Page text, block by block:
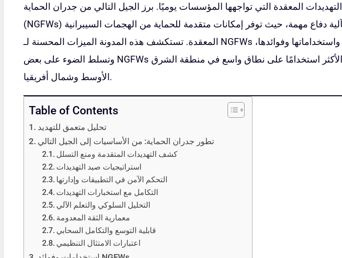
التهديدات المعقدة التي تواجهها المؤسسات يوميًا. برز الجيل التالي من جدران الحماية
(NGFWs) كآلية دفاع مهمة، حيث توفر إمكانات متقدمة للحماية من الهجمات السيبرانية
المعقدة. تستكشف هذه المدونة الميزات المحسنة لـ NGFWs واستخداماتها وفوائدها،
وتسلط الضوء على بعض NGFWs الأكثر استخدامًا على نطاق واسع في منطقة الشرق
الأوسط وشمال أفريقيا.
Table of Contents
تحليل متعمق للتهديد
تطور جدران الحماية: من الأساسيات إلى الجيل التالي
كشف التهديدات المتقدمة ومنع التسلل
استراتيجيات صيد التهديدات
التحكم الآمن في التطبيقات وإدارتها
التكامل مع استخبارات التهديدات
التحليل السلوكي والتعلم الآلي
معمارية الثقة المعدومة
قابلية التوسع والتكامل السحابي
اعتبارات الامتثال التنظيمي